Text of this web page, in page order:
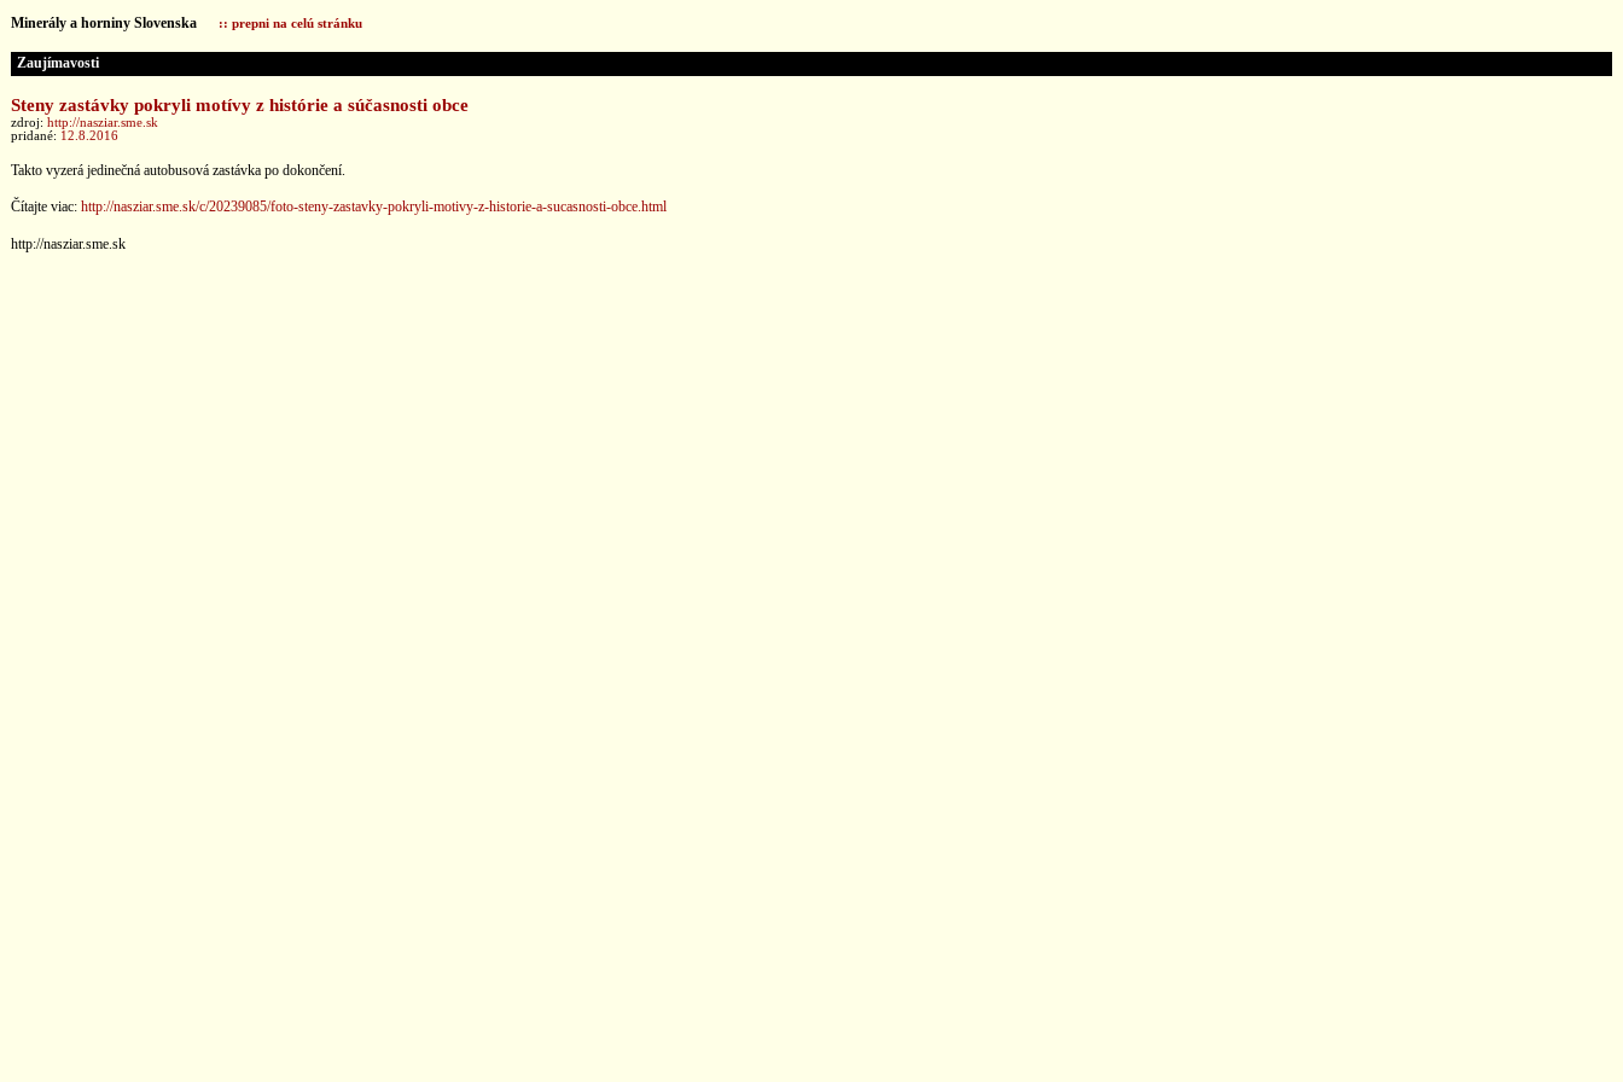
Minerály a horniny Slovenska :: prepni na celú stránku
Zaujímavosti
Steny zastávky pokryli motívy z histórie a súčasnosti obce
zdroj: http://nasziar.sme.sk
pridané: 12.8.2016
Takto vyzerá jedinečná autobusová zastávka po dokončení.
Čítajte viac: http://nasziar.sme.sk/c/20239085/foto-steny-zastavky-pokryli-motivy-z-historie-a-sucasnosti-obce.html
http://nasziar.sme.sk